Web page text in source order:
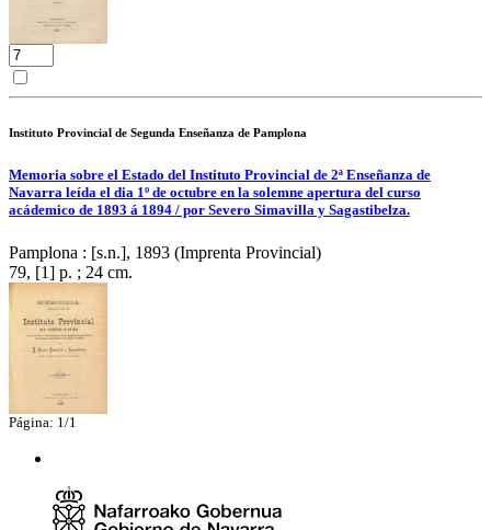
Instituto Provincial de Segunda Enseñanza de Pamplona
Memoria sobre el Estado del Instituto Provincial de 2ª Enseñanza de
Navarra leída el dia 1º de octubre en la solemne apertura del curso
acádemico de 1893 á 1894 / por Severo Simavilla y Sagastibelza.
Pamplona : [s.n.], 1893 (Imprenta Provincial)
79, [1] p. ; 24 cm.
Página: 1/1